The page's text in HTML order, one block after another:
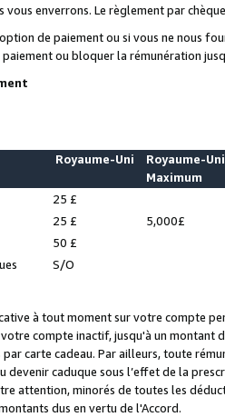
vous enverrons. Le règlement par
de paiement ou si vous ne nous
paiement ou bloquer la rémunération
Royaume-Uni
Royaume-Uni
Maximum
25 £
25 £
5,000£
50 £
S/O
à tout moment sur votre compte
compte inactif, jusqu'à un montant
carte cadeau. Par ailleurs, toute
devenir caduque sous l’effet de la
attention, minorés de toutes les
dus en vertu de l'Accord.